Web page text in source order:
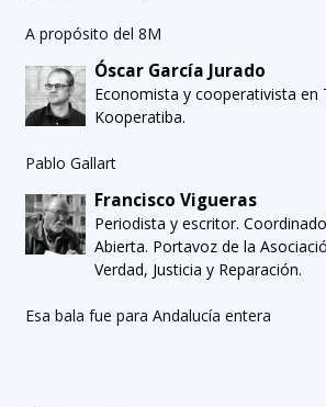
A propósito del 8M
Óscar García Jurado
Economista y cooperativista en
Kooperatiba.
Pablo Gallart
Francisco Vigueras
Periodista y escritor.
Abierta. Portavoz de la
Verdad, Justicia y Reparación.
Esa bala fue para Andalucía entera